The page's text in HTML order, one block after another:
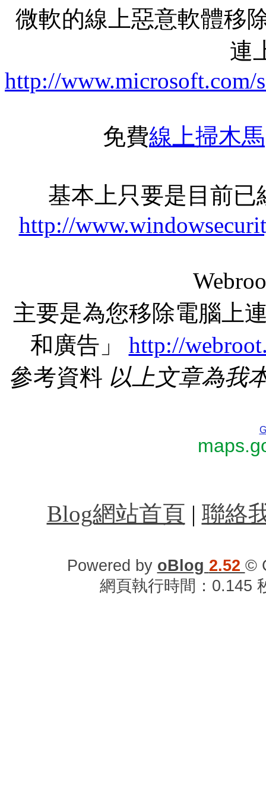
微軟的線上惡意軟體移
連
http://www.microsoft.com/
免費線上掃木馬
基本上只要是目前
http://
主要是為您移除電腦上
和廣告」 http://
參考資料 以上文章為我
Blog網站首頁 | 聯絡
Powered by oBlog 2.52 ©
網頁執行時間：0.145